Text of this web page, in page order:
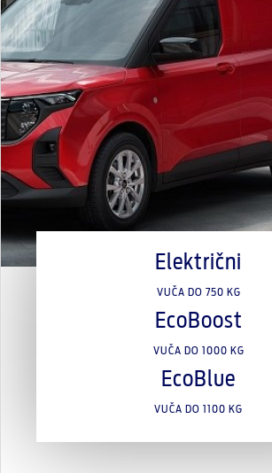
Električni
VUČA DO 750 KG
EcoBoost
VUČA DO 1000 KG
EcoBlue
VUČA DO 1100 KG